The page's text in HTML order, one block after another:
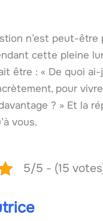
n’est peut-être
cette pleine
être : « De quoi
pour
? » Et la
vous.
5/5 - (15